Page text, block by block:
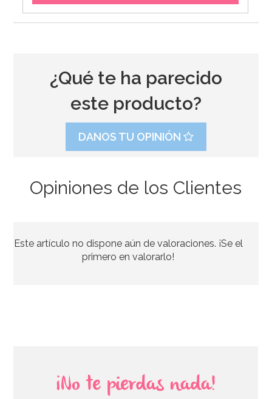
4,95€ 4,45€
¿Qué te ha parecido
este producto?
DANOS TU OPINIÓN
Opiniones de los Clientes
Este artículo no dispone aún de valoraciones. ¡Se el
primero en valorarlo!
¡No te pierdas nada!